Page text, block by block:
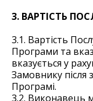
3. ВАРТІСТЬ
3.1. Вартість
Програми та
вказується у
Замовнику після
Програмі.
3.2. Виконавець